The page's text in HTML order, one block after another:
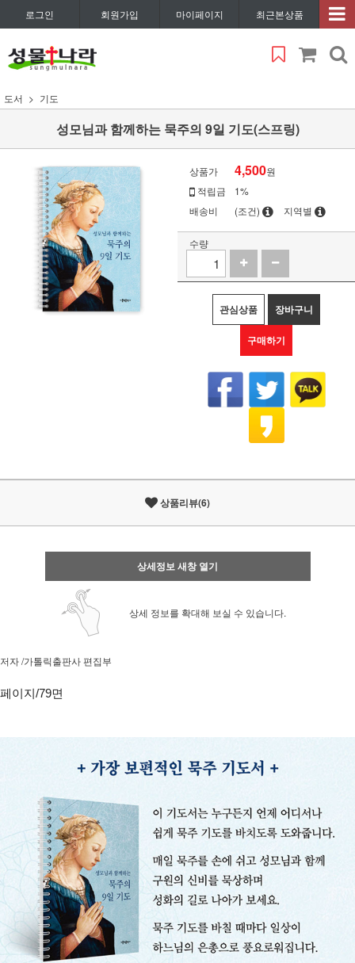
로그인 회원가입 마이페이지 최근본상품
도서 기도
성모님과 함께하는 묵주의 9일 기도(스프링)
상품가 4,500원
적립금
1%
배송비
(조건) 지역별
수량
관심상품 장바구니
구매하기
상품리뷰(6)
상세정보 새창 열기
상세 정보를 확대해 보실 수 있습니다.
저자 /가톨릭출판사 편집부
페이지/79면